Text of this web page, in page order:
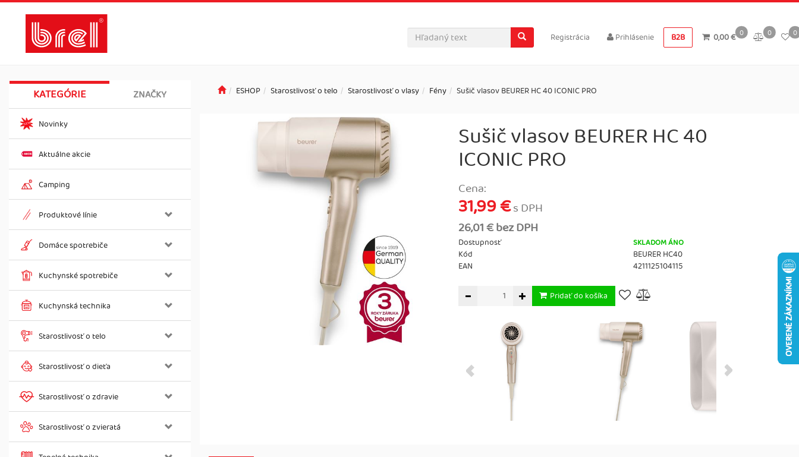
0
0,00 € 0 0
B2B
Registrácia Prihlásenie
KATEGÓRIE ZNAČKY
Novinky
Aktuálne akcie
Camping
Produktové línie
Domáce spotrebiče
Kuchynské spotrebiče
Kuchynská technika
Starostlivosť o telo
Starostlivosť o dieťa
Starostlivosť o zdravie
Starostlivosť o zvieratá
ESHOP Starostlivosť o telo Starostlivosť o vlasy Fény Sušič vlasov BEURER HC 40 ICONIC PRO
Sušič vlasov BEURER HC 40
ICONIC PRO
Cena:
31,99 €s DPH
26,01 € bez DPH
Dostupnosť SKLADOM ÁNO
Kód
BEURER HC40
EAN
4211125104115
Pridať do košíka